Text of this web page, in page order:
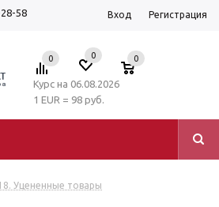
58 Вход Регистрация
0 0 0
Курс на 06.08.2026
1 EUR = 98 руб.
Уцененные товары